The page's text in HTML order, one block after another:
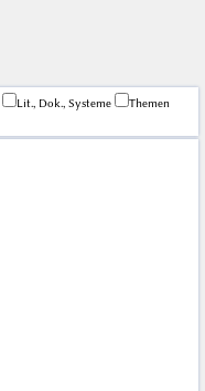
Lit., Dok., Systeme
Themen